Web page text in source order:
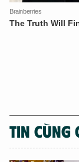
TIN CÙNG